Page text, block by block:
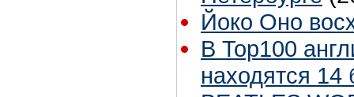
Йоко Оно
В Top100
находятся 14